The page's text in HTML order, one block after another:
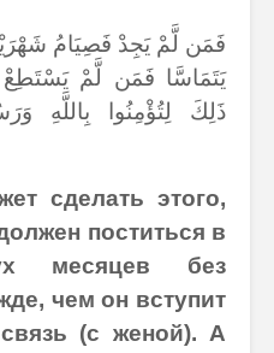
يَتَمَاسَّا فَمَن لَّمْ
ذَلِكَ لِتُؤْمِنُوا بِاللَّهِ
сделать этого,
поститься в
месяцев без
чем он вступит
(с женой). А